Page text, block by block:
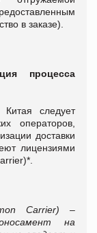
в заказе).
процесса
следует
операторов,
доставки
лицензиями
Carrier) –
на